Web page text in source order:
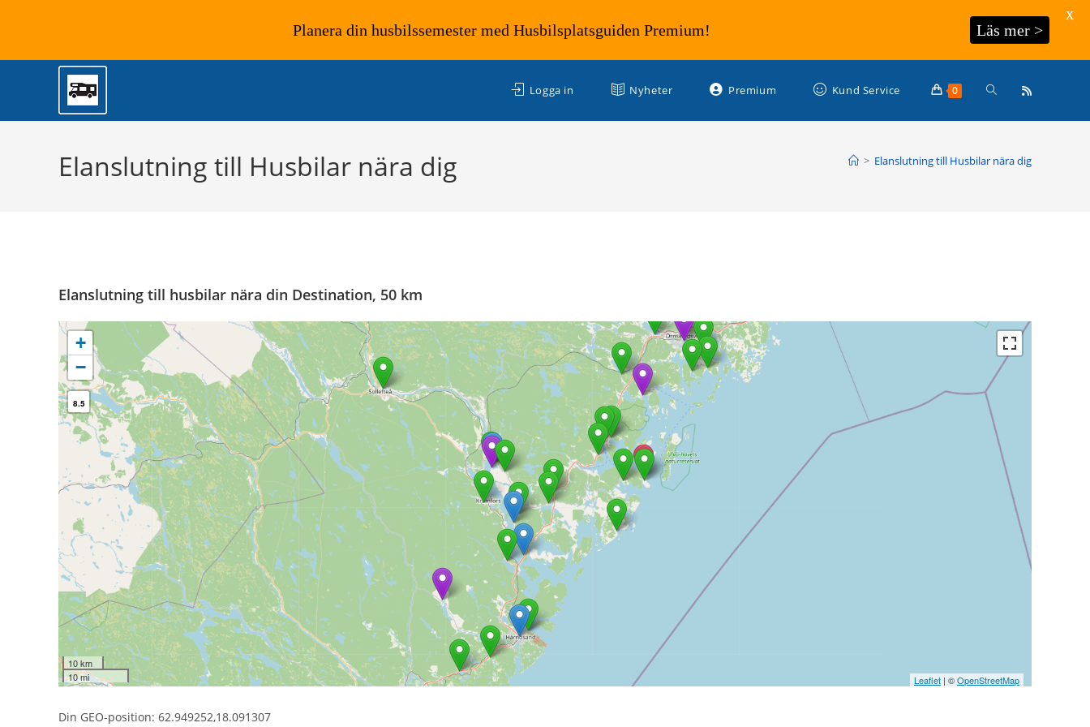
Logga in Nyheter Premium Kund Service 0 Slå
Elanslutning till Husbilar nära dig > Elanslutning till Husbilar nära dig
Elanslutning till husbilar nära din Destination, 50 km
+
−
8.5
10 km
10 mi
Leaflet | ©OpenStreetMap
Din GEO-position: 62.949252,18.091307
Planera din husbilssemester med Husbilsplatsguiden Premium! Läs mer >
X